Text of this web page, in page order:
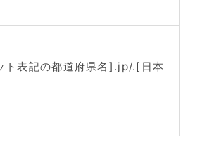
ト表記の都道府県名].jp/.[日本